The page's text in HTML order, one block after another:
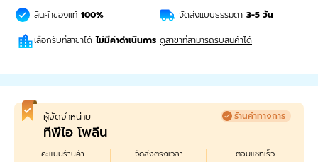
สินค้าของแท้ 100% จัดส่งแบบธรรมดา 3-5 วัน
เลือกรับที่สาขาได้ ไม่มีค่าดำเนินการ ดูสาขาที่สามารถรับสินค้าได้
ผู้จัดจำหน่าย ร้านค้าทางการ
ทีพีไอ โพลีน
คะแนนร้านค้า จัดส่งตรงเวลา ตอบแชทเร็ว